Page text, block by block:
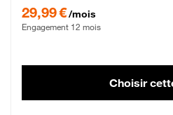
29,99 €/mois
Engagement 12 mois
Choisir